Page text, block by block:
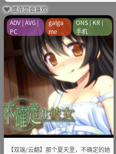
或许您会喜欢
【双端/云翻】那个夏天里，不确定的她
ADV | AVG |
PC
galga
me
ONS | KR |
手机